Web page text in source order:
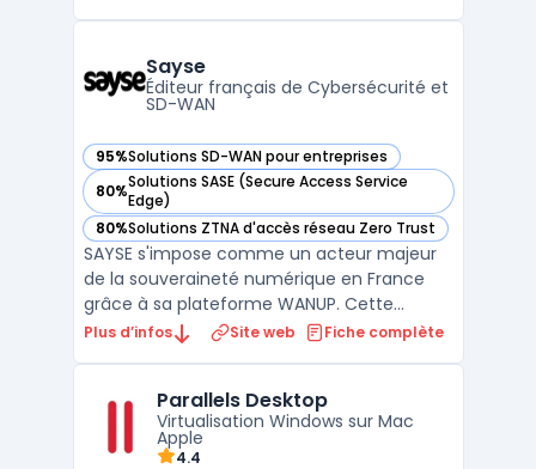
techniques. Les modèles se distinguent par
des tailles variées, de 1 ...
Sayse
Éditeur français de Cybersécurité et
SD-WAN
95%Solutions SD-WAN pour entreprises
— voir Sayse dans cette catégorie
80%Solutions SASE (Secure Access Service
Edge)
— voir Sayse dans cette catégorie
80%Solutions ZTNA d'accès réseau Zero Trust
— voir Sayse dans cette catégorie
SAYSE s'impose comme un acteur majeur
de la souveraineté numérique en France
grâce à sa plateforme WANUP. Cette
solution de SD-WAN permet aux entreprises
plusieurs types d'accès comme la fibre
optique, la 4G/5G ou le satel ...
Plus d’infos Site web Fiche complète
Parallels Desktop
Virtualisation Windows sur Mac
Apple
4.4